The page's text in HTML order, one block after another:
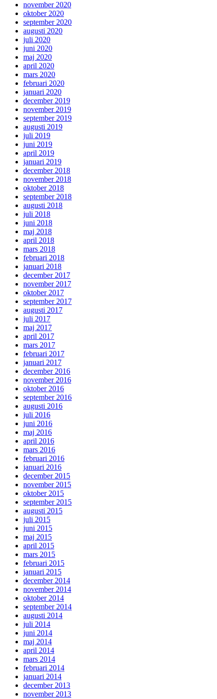
november 2020
oktober 2020
september 2020
augusti 2020
juli 2020
juni 2020
maj 2020
april 2020
mars 2020
februari 2020
januari 2020
december 2019
november 2019
september 2019
augusti 2019
juli 2019
juni 2019
april 2019
januari 2019
december 2018
november 2018
oktober 2018
september 2018
augusti 2018
juli 2018
juni 2018
maj 2018
april 2018
mars 2018
februari 2018
januari 2018
december 2017
november 2017
oktober 2017
september 2017
augusti 2017
juli 2017
maj 2017
april 2017
mars 2017
februari 2017
januari 2017
december 2016
november 2016
oktober 2016
september 2016
augusti 2016
juli 2016
juni 2016
maj 2016
april 2016
mars 2016
februari 2016
januari 2016
december 2015
november 2015
oktober 2015
september 2015
augusti 2015
juli 2015
juni 2015
maj 2015
april 2015
mars 2015
februari 2015
januari 2015
december 2014
november 2014
oktober 2014
september 2014
augusti 2014
juli 2014
juni 2014
maj 2014
april 2014
mars 2014
februari 2014
januari 2014
december 2013
november 2013